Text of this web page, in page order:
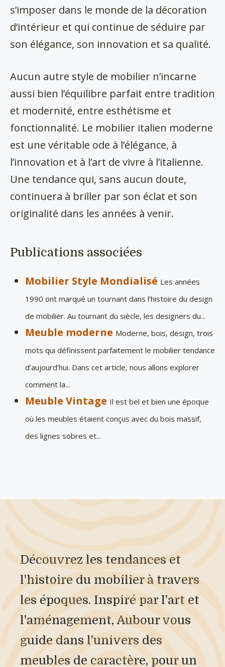
s’imposer dans le monde de la décoration
d’intérieur et qui continue de séduire par
son élégance, son innovation et sa qualité.
Aucun autre style de mobilier n’incarne
aussi bien l’équilibre parfait entre tradition
et modernité, entre esthétisme et
fonctionnalité. Le mobilier italien moderne
est une véritable ode à l’élégance, à
l’innovation et à l’art de vivre à l’italienne.
Une tendance qui, sans aucun doute,
continuera à briller par son éclat et son
originalité dans les années à venir.
Publications associées
Mobilier Style Mondialisé Les années
1990 ont marqué un tournant dans l’histoire du design
de mobilier. Au tournant du siècle, les designers du...
Meuble moderne Moderne, bois, design, trois
mots qui définissent parfaitement le mobilier tendance
d’aujourd’hui. Dans cet article, nous allons explorer
comment la...
Meuble Vintage Il est bel et bien une époque
où les meubles étaient conçus avec du bois massif,
des lignes sobres et...
Découvrez les tendances et
l'histoire du mobilier à travers
les époques. Inspiré par l'art et
l'aménagement, Aubour vous
guide dans l'univers des
meubles de caractère, pour un